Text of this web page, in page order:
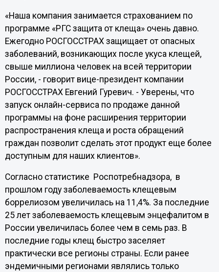
«Наша компания занимается страхованием по
программе «РГС защита от клеща» очень давно.
Ежегодно РОСГОССТРАХ защищает от опасных
заболеваний, возникающих после укуса клещей,
свыше миллиона человек на всей территории
России, - говорит вице-президент компании
РОСГОССТРАХ Евгений Гуревич. - Уверены, что
запуск онлайн-сервиса по продаже данной
программы на фоне расширения территории
распространения клеща и роста обращений
граждан позволит сделать этот продукт еще более
доступным для наших клиентов».
Согласно статистике Роспотребнадзора, в
прошлом году заболеваемость клещевым
боррелиозом увеличилась на 11,4%. За последние
25 лет заболеваемость клещевым энцефалитом в
России увеличилась более чем в семь раз. В
последние годы клещ быстро заселяет
практически все регионы страны. Если ранее
эндемичными регионами являлись только